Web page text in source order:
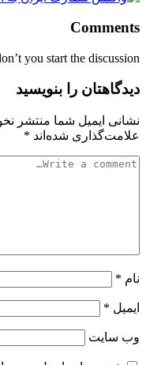
Comments
you start the discussion?
دیدگاهتان را بنویسید
نشانی ایمیل شما منتشر
علامت‌گذاری شده‌اند *
نام *
ایمیل *
وب‌ سایت